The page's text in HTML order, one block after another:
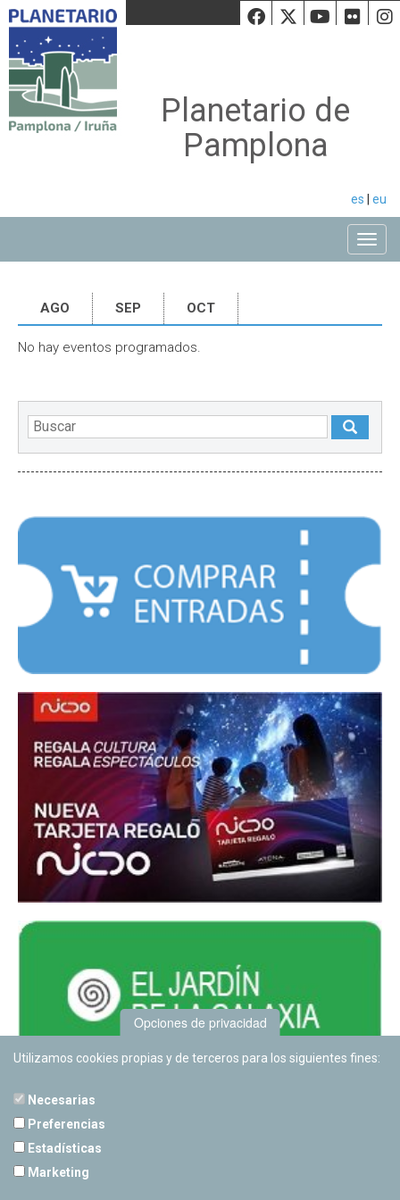
Facebook
Twiiter
Planetario de
Pamplona
es eu
AGO SEP OCT
No hay eventos programados.
Opciones de privacidad
Utilizamos cookies propias y de terceros para los siguientes fines:
Necesarias
Preferencias
Estadísticas
Marketing